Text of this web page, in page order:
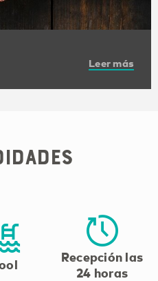
Leer más
Recepción las
24 horas